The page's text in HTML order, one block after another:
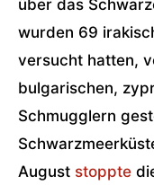
über das
wurden 69
versucht hatten,
bulgarischen,
Schmugglern
August stoppte